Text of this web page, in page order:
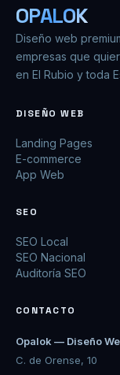
OPALOK
Diseño web
empresas que
en El Rubio y toda
DISEÑO WEB
Landing Pages
E-commerce
App Web
SEO
SEO Local
SEO Nacional
Auditoría SEO
CONTACTO
Opalok — Diseño
C. de Orense, 10